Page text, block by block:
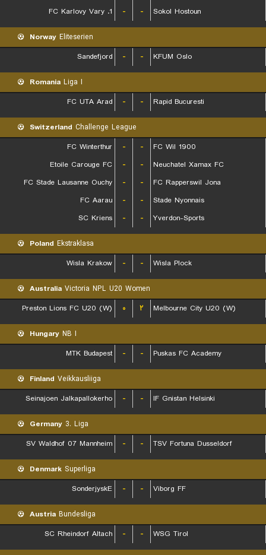
1. FC Karlovy Vary
- - Sokol Hostoun
Norway Eliteserien
Sandefjord
- - KFUM Oslo
Romania Liga I
FC UTA Arad
- - Rapid Bucuresti
Switzerland Challenge League
FC Winterthur
- -
FC Wil 1900
Etoile Carouge FC
- -
Neuchatel Xamax FC
FC Stade Lausanne Ouchy
- -
FC Rapperswil Jona
FC Aarau
- -
Stade Nyonnais
SC Kriens
- - Yverdon-Sports
Poland Ekstraklasa
Wisla Krakow
- - Wisla Plock
Australia Victoria NPL U20 Women
Preston Lions FC U20 (W)
۰ ۲ Melbourne City U20 (W)
Hungary NB I
MTK Budapest
- - Puskas FC Academy
Finland Veikkausliiga
Seinajoen Jalkapallokerho
- - IF Gnistan Helsinki
Germany 3. Liga
SV Waldhof 07 Mannheim
- - TSV Fortuna Dusseldorf
Denmark Superliga
SonderjyskE
- - Viborg FF
Austria Bundesliga
SC Rheindorf Altach
- - WSG Tirol